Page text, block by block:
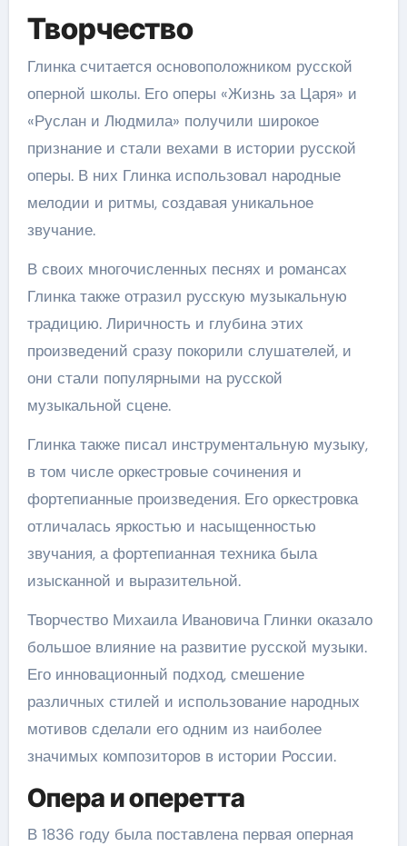
Творчество
Глинка считается основоположником русской
оперной школы. Его оперы «Жизнь за Царя» и
«Руслан и Людмила» получили широкое
признание и стали вехами в истории русской
оперы. В них Глинка использовал народные
мелодии и ритмы, создавая уникальное
звучание.
В своих многочисленных песнях и романсах
Глинка также отразил русскую музыкальную
традицию. Лиричность и глубина этих
произведений сразу покорили слушателей, и
они стали популярными на русской
музыкальной сцене.
Глинка также писал инструментальную музыку,
в том числе оркестровые сочинения и
фортепианные произведения. Его оркестровка
отличалась яркостью и насыщенностью
звучания, а фортепианная техника была
изысканной и выразительной.
Творчество Михаила Ивановича Глинки оказало
большое влияние на развитие русской музыки.
Его инновационный подход, смешение
различных стилей и использование народных
мотивов сделали его одним из наиболее
значимых композиторов в истории России.
Опера и оперетта
В 1836 году была поставлена первая оперная